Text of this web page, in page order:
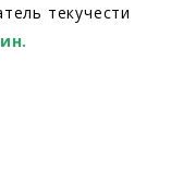
текучести